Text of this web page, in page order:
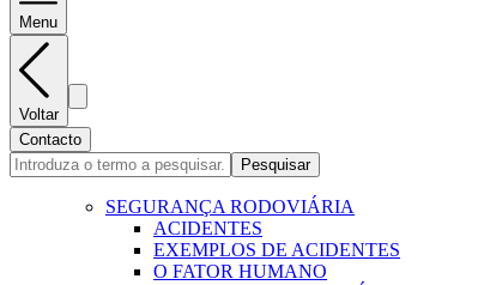
Menu
Voltar
Contacto
Pesquisar
SEGURANÇA RODOVIÁRIA
ACIDENTES
EXEMPLOS DE ACIDENTES
O FATOR HUMANO